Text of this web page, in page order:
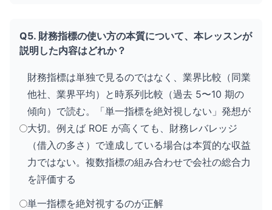
Q5. 財務指標の使い方の本質について、本レッスンが
説明した内容はどれか？
財務指標は単独で見るのではなく、業界比較（同業
他社、業界平均）と時系列比較（過去 5〜10 期の
傾向）で読む。「単一指標を絶対視しない」発想が
大切。例えば ROE が高くても、財務レバレッジ
（借入の多さ）で達成している場合は本質的な収益
力ではない。複数指標の組み合わせで会社の総合力
を評価する
単一指標を絶対視するのが正解